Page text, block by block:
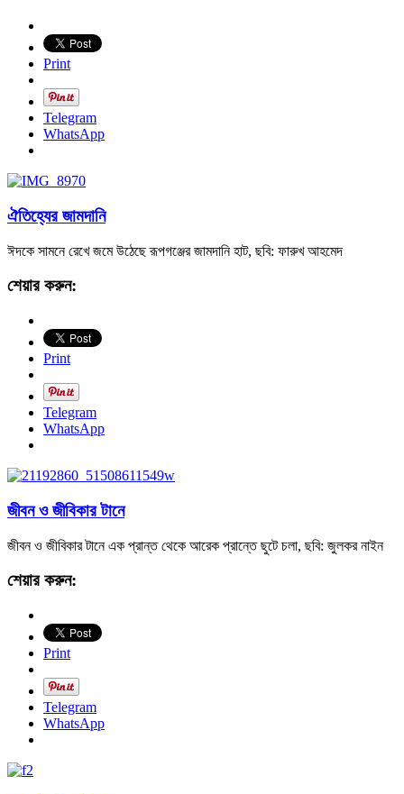
Print
Telegram
WhatsApp
ঐতিহ্যের জামদানি
ঈদকে সামনে রেখে জমে উঠেছে রূপগঞ্জের জামদানি হাট, ছবি: ফারুখ আহমেদ
শেয়ার করুন:
Print
Telegram
WhatsApp
জীবন ও জীবিকার টানে
জীবন ও জীবিকার টানে এক প্রান্ত থেকে আরেক প্রান্তে ছুটে চলা, ছবি: জুলকর নাইন
শেয়ার করুন:
Print
Telegram
WhatsApp